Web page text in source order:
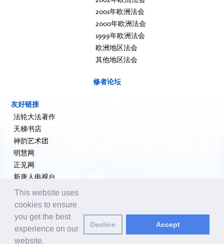
2001年欧洲法会
2000年欧洲法会
1999年欧洲法会
欧洲地区法会
其他地区法会
修者论坛
友好链接
法轮大法著作
天梯书店
神韵艺术团
明慧网
正见网
新唐人电视台
大纪元新闻网
希望之声
追查国际
This website uses
cookies to ensure
you get the best
experience on our
website.
Decline Accept